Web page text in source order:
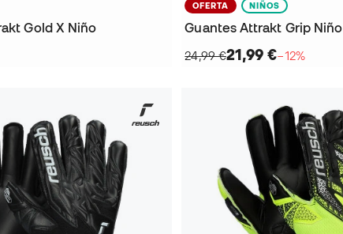
Gold X Niño
OFERTA NIÑOS
Guantes Attrakt Grip Niño
24,99 €21,99 €−12%